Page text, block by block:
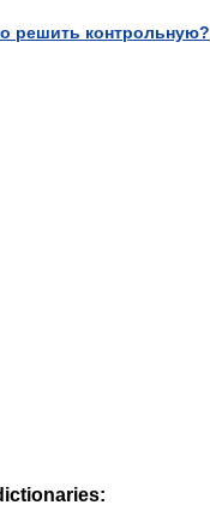
решить контрольную?